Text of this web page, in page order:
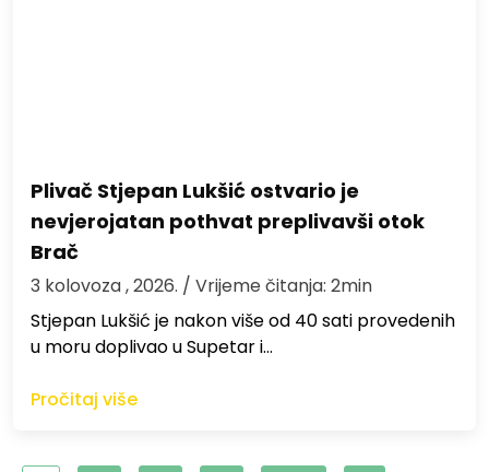
Plivač Stjepan Lukšić ostvario je
nevjerojatan pothvat preplivavši otok
Brač
3 kolovoza , 2026. / Vrijeme čitanja: 2min
St​jepan Lukšić je nakon više od 40 sati provedenih
u moru doplivao u Supetar i…
Pročitaj više